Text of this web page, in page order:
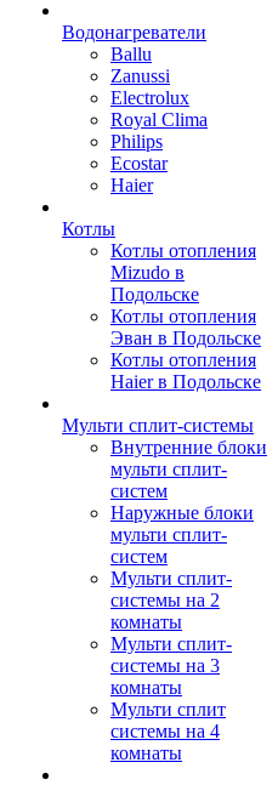
Водонагреватели
Ballu
Zanussi
Electrolux
Royal Clima
Philips
Ecostar
Haier
Котлы
Котлы отопления
Mizudo в
Подольске
Котлы отопления
Эван в Подольске
Котлы отопления
Haier в Подольске
Мульти сплит-системы
Внутренние блоки
мульти сплит-
систем
Наружные блоки
мульти сплит-
систем
Мульти сплит-
системы на 2
комнаты
Мульти сплит-
системы на 3
комнаты
Мульти сплит
системы на 4
комнаты